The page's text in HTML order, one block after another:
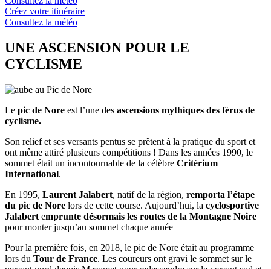
Créez votre itinéraire
Consultez la météo
UNE ASCENSION POUR LE
CYCLISME
Le pic de Nore est l’une des ascensions mythiques des férus de
cyclisme.
Son relief et ses versants pentus se prêtent à la pratique du sport et
ont même attiré plusieurs compétitions ! Dans les années 1990, le
sommet était un incontournable de la célèbre Critérium
International.
En 1995, Laurent Jalabert, natif de la région, remporta l’étape
du pic de Nore lors de cette course. Aujourd’hui, la cyclosportive
Jalabert emprunte désormais les routes de la Montagne Noire
pour monter jusqu’au sommet chaque année
Pour la première fois, en 2018, le pic de Nore était au programme
lors du Tour de France. Les coureurs ont gravi le sommet sur le